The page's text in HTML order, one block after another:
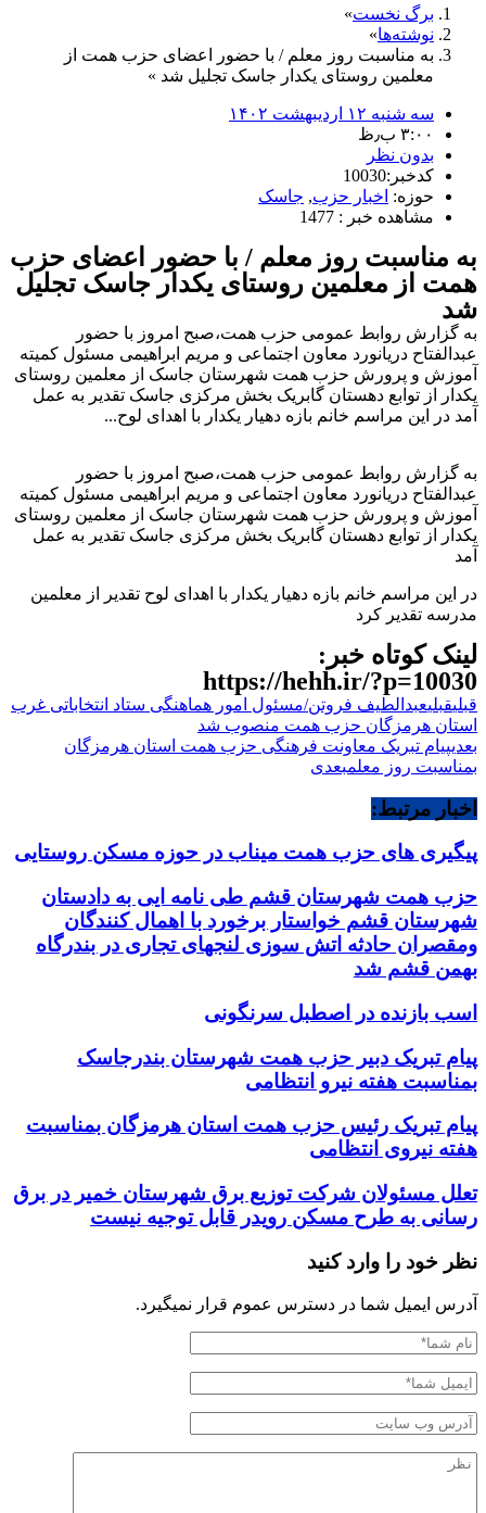
برگ نخست
نوشته‌ها
به مناسبت روز معلم / با حضور اعضای حزب همت از
معلمین روستای یکدار جاسک تجلیل شد
سه شنبه ۱۲ اردیبهشت ۱۴۰۲
۳:۰۰ ب٫ظ
بدون نظر
کدخبر:10030
حوزه: اخبار حزب, جاسک
مشاهده خبر : 1477
به مناسبت روز معلم / با حضور اعضای حزب
همت از معلمین روستای یکدار جاسک تجلیل
شد
به گزارش روابط عمومی حزب همت،صبح امروز با حضور
عبدالفتاح دریانورد معاون اجتماعی و مریم ابراهیمی مسئول کمیته
آموزش و پرورش حزب همت شهرستان جاسک از معلمین روستای
یکدار از توابع دهستان گابریک بخش مرکزی جاسک تقدیر به عمل
آمد در این مراسم خانم بازه دهیار یکدار با اهدای لوح...
به گزارش روابط عمومی حزب همت،صبح امروز با حضور
عبدالفتاح دریانورد معاون اجتماعی و مریم ابراهیمی مسئول کمیته
آموزش و پرورش حزب همت شهرستان جاسک از معلمین روستای
یکدار از توابع دهستان گابریک بخش مرکزی جاسک تقدیر به عمل
آمد
در این مراسم خانم بازه دهیار یکدار با اهدای لوح تقدیر از معلمین
مدرسه تقدیر کرد
لینک کوتاه خبر:
https://hehh.ir/?p=10030
قبلیقبلیعبدالطیف فروتن/مسئول امور هماهنگی ستاد انتخاباتی غرب
استان هرمزگان حزب همت منصوب شد
بعدیپیام تبریک معاونت فرهنگی حزب همت استان هرمزگان
بمناسبت روز معلمبعدی
اخبار مرتبط:
پیگیری های حزب همت میناب در حوزه مسکن روستایی
حزب همت شهرستان قشم طی نامه ایی به دادستان
شهرستان قشم خواستار برخورد با اهمال کنندگان
ومقصران حادثه اتش سوزی لنجهای تجاری در بندرگاه
بهمن قشم شد
اسب بازنده در اصطبل سرنگونی
پیام تبریک دبیر حزب همت شهرستان بندرجاسک
بمناسبت هفته نیرو انتظامی
پیام تبریک رئیس حزب همت استان هرمزگان بمناسبت
هفته نیروی انتظامی
تعلل مسئولان شرکت توزیع برق شهرستان خمیر در برق
رسانی به طرح مسکن رویدر قابل توجیه نیست
نظر خود را وارد کنید
آدرس ایمیل شما در دسترس عموم قرار نمیگیرد.